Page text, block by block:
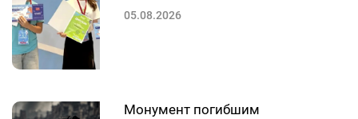
05.08.2026
Монумент погибшим